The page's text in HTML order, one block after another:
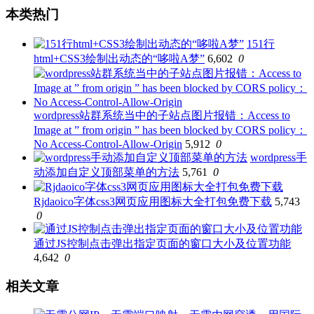
本类热门
151行
html+CSS3绘制出动态的“哆啦A梦” 6,602 0
wordpress站群系统当中的子站点图片报错：Access to
Image at ” from origin ” has been blocked by CORS policy：
No Access-Control-Allow-Origin 5,912 0
wordpress手
动添加自定义顶部菜单的方法 5,761 0
Rjdaoico字体css3网页应用图标大全打包免费下载 5,743
0
通过JS控制点击弹出指定页面的窗口大小及位置功能
4,642 0
相关文章